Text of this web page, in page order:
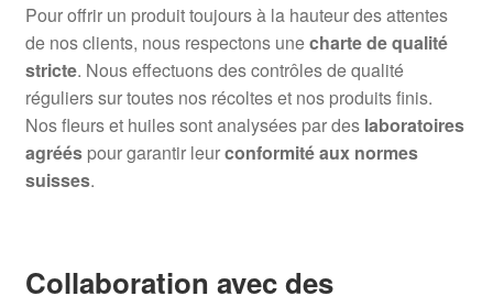
Pour offrir un produit toujours à la hauteur des attentes
de nos clients, nous respectons unecharte de qualité
stricte. Nous effectuons des contrôles de qualité
réguliers sur toutes nos récoltes et nos produits finis.
Nos fleurs et huiles sont analysées par des laboratoires
agrééspour garantir leurconformité aux normes
suisses.
Collaboration avec des